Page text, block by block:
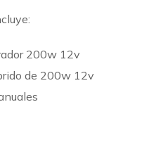
200w 12v
de 200w 12v